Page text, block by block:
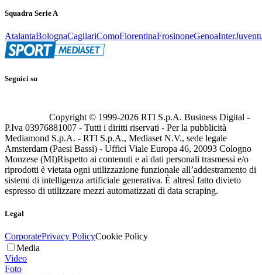
Squadra Serie A
AtalantaBolognaCagliariComoFiorentinaFrosinoneGenoaInter
Seguici su
Copyright © 1999-2026 RTI S.p.A. Business Digital -
P.Iva 03976881007 - Tutti i diritti riservati - Per la pubblicità
Mediamond S.p.A. - RTI S.p.A., Mediaset N.V., sede legale
Amsterdam (Paesi Bassi) - Uffici Viale Europa 46, 20093 Cologno
Monzese (MI)Rispetto ai contenuti e ai dati personali trasmessi e/o
riprodotti è vietata ogni utilizzazione funzionale all’addestramento di
sistemi di intelligenza artificiale generativa. È altresì fatto divieto
espresso di utilizzare mezzi automatizzati di data scraping.
Legal
CorporatePrivacy PolicyCookie Policy
Media
Video
Foto